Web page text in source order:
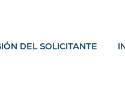
DEL SOLICITANTE